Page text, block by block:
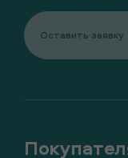
Оставить заявку